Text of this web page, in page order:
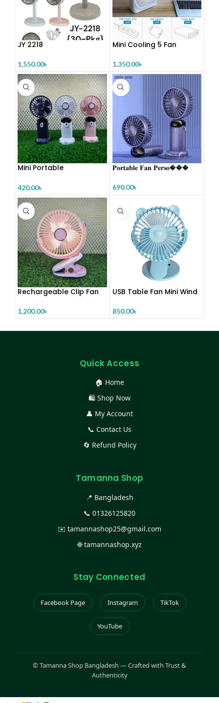
JY 2218
1,550.00৳
Mini Cooling 5 Fan
1,350.00৳
Mini Portable
420.00৳
𝐏𝐨𝐫𝐭𝐚𝐛𝐥𝐞 𝐅𝐚𝐧 𝐏𝐞𝐫𝐬𝐨���
690.00৳
Rechargeable Clip Fan
1,200.00৳
USB Table Fan Mini Wind
850.00৳
Quick Access
🏠 Home
🛍️ Shop Now
👤 My Account
📞 Contact Us
🔄 Refund Policy
Tamanna Shop
📍 Bangladesh
📞 01326125820
✉️ tamannashop25@gmail.com
🌐tamannashop.xyz
Stay Connected
Facebook Page Instagram TikTok
YouTube
©Tamanna Shop Bangladesh — Crafted with Trust &
Authenticity